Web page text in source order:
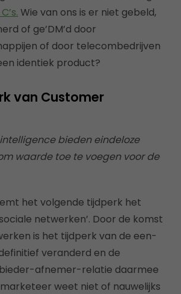
Wie van ons is er niet gebeld,
of ge’DM’d door
of door telecombedrijven
identiek product?
van Customer
bieden eindeloze
waarde toe te voegen voor de
het volgende tijdperk het
netwerken’. Door de komst
is het tijdperk van de een-
veranderd en de
afnemer-relatie daarmee
weet niet of nauwelijks